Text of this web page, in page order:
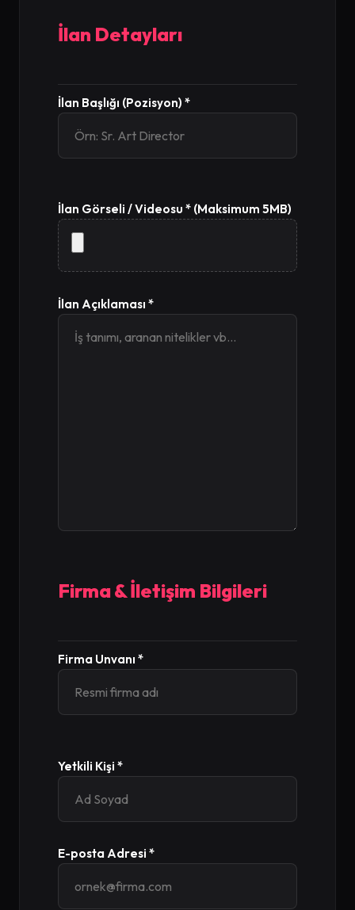
İlan Detayları
İlan Başlığı (Pozisyon) *
İlan Görseli / Videosu * (Maksimum 5MB)
İlan Açıklaması *
Firma & İletişim Bilgileri
Firma Unvanı *
Yetkili Kişi *
E-posta Adresi *